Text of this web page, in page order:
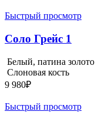
Быстрый просмотр
Соло Грейс 1
Белый, патина золото
Слоновая кость
9 980₽
Быстрый просмотр